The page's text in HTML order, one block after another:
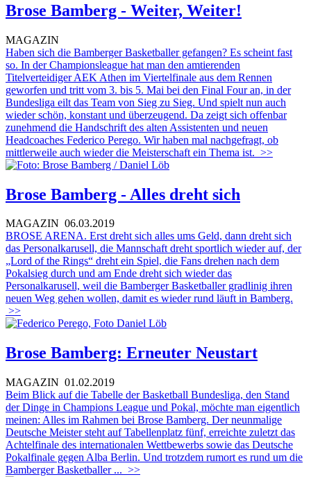
Brose Bamberg - Weiter, Weiter!
MAGAZIN
Haben sich die Bamberger Basketballer gefangen? Es scheint fast
so. In der Championsleague hat man den amtierenden
Titelverteidiger AEK Athen im Viertelfinale aus dem Rennen
geworfen und tritt vom 3. bis 5. Mai bei den Final Four an, in der
Bundesliga eilt das Team von Sieg zu Sieg. Und spielt nun auch
wieder schön, konstant und überzeugend. Da zeigt sich offenbar
zunehmend die Handschrift des alten Assistenten und neuen
Headcoaches Federico Perego. Wir haben mal nachgefragt, ob
mittlerweile auch wieder die Meisterschaft ein Thema ist. >>
Brose Bamberg - Alles dreht sich
MAGAZIN 06.03.2019
BROSE ARENA. Erst dreht sich alles ums Geld, dann dreht sich
das Personalkarusell, die Mannschaft dreht sportlich wieder auf, der
„Lord of the Rings“ dreht ein Spiel, die Fans drehen nach dem
Pokalsieg durch und am Ende dreht sich wieder das
Personalkarusell, weil die Bamberger Basketballer gradlinig ihren
neuen Weg gehen wollen, damit es wieder rund läuft in Bamberg.
>>
Brose Bamberg: Erneuter Neustart
MAGAZIN 01.02.2019
Beim Blick auf die Tabelle der Basketball Bundesliga, den Stand
der Dinge in Champions League und Pokal, möchte man eigentlich
meinen: Alles im Rahmen bei Brose Bamberg. Der neunmalige
Deutsche Meister steht auf Tabellenplatz fünf, erreichte zuletzt das
Achtelfinale des internationalen Wettbewerbs sowie das Deutsche
Pokalfinale gegen Alba Berlin. Und trotzdem rumort es rund um die
Bamberger Basketballer ... >>